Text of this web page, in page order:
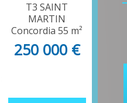
T3 SAINT
MARTIN
Concordia 55 m²
250 000 €